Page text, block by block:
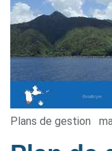
Plans de gestion